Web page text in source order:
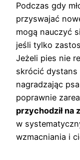
Podczas gdy
przyswajać
mogą nauczyć
jeśli tylko
Jeżeli pies nie
skrócić
nagradzając
poprawnie
przychodził na
w
wzmacniania i